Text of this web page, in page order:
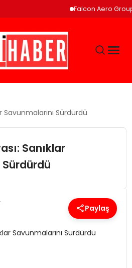
Falcon Aero Group,
Savunmalarını Sürdürdü
Sanıklar
Sürdürdü
Paylaş